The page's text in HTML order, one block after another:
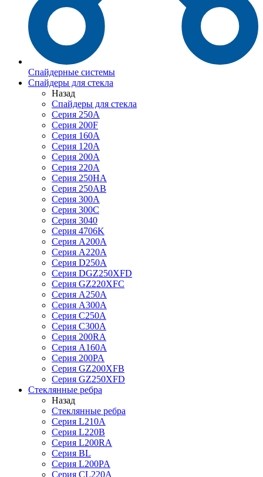
Спайдерные системы
Спайдеры для стекла
Назад
Спайдеры для стекла
Серия 250А
Серия 200F
Серия 160А
Серия 120A
Серия 200А
Серия 220А
Серия 250HA
Серия 250АB
Серия 300А
Серия 300С
Серия 3040
Серия 4706K
Серия A200A
Серия A220A
Серия D250A
Серия DGZ250XFD
Серия GZ220XFC
Серия А250А
Серия А300А
Серия С250A
Серия С300A
Серия 200RA
Серия А160A
Серия 200PA
Серия GZ200XFB
Серия GZ250XFD
Стеклянные ребра
Назад
Стеклянные ребра
Серия L210А
Серия L220В
Серия L200RA
Серия BL
Серия L200PA
Серия CL220A